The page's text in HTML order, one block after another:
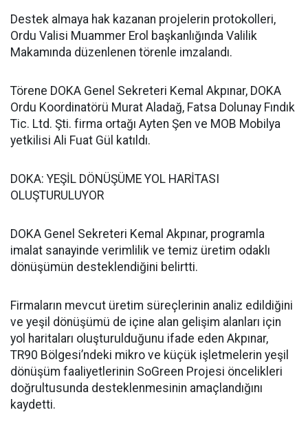
Destek almaya hak kazanan projelerin protokolleri,
Ordu Valisi Muammer Erol başkanlığında Valilik
Makamında düzenlenen törenle imzalandı.
Törene DOKA Genel Sekreteri Kemal Akpınar, DOKA
Ordu Koordinatörü Murat Aladağ, Fatsa Dolunay Fındık
Tic. Ltd. Şti. firma ortağı Ayten Şen ve MOB Mobilya
yetkilisi Ali Fuat Gül katıldı.
DOKA: YEŞİL DÖNÜŞÜME YOL HARİTASI
OLUŞTURULUYOR
DOKA Genel Sekreteri Kemal Akpınar, programla
imalat sanayinde verimlilik ve temiz üretim odaklı
dönüşümün desteklendiğini belirtti.
Firmaların mevcut üretim süreçlerinin analiz edildiğini
ve yeşil dönüşümü de içine alan gelişim alanları için
yol haritaları oluşturulduğunu ifade eden Akpınar,
TR90 Bölgesi’ndeki mikro ve küçük işletmelerin yeşil
dönüşüm faaliyetlerinin SoGreen Projesi öncelikleri
doğrultusunda desteklenmesinin amaçlandığını
kaydetti.